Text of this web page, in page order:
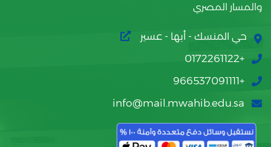
والمسار المصري
حي المنسك - أبها - عسير
+0172261122
+966537091111
info@mail.mwahib.edu.sa